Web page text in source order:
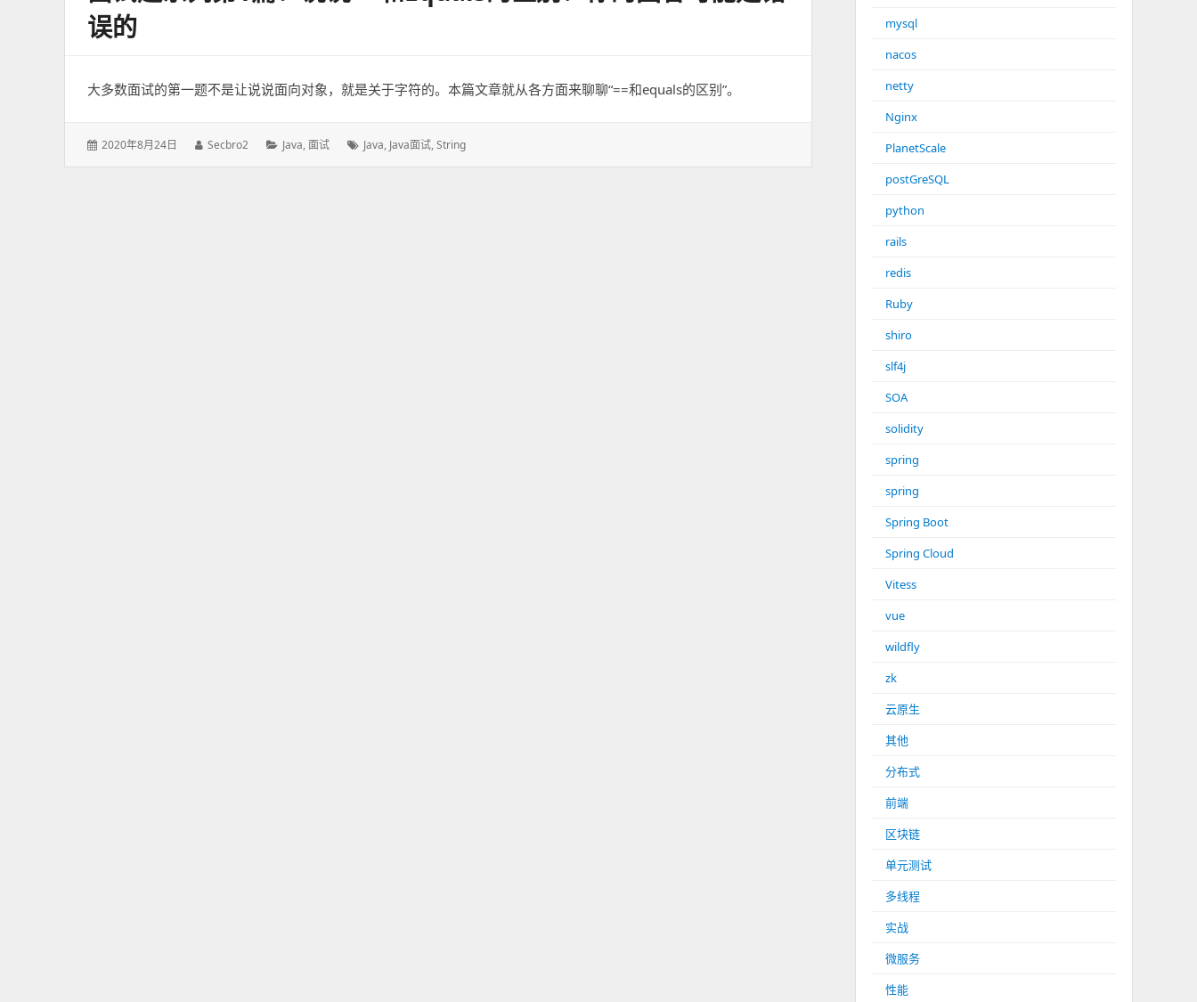
误的
大多数面试的第一题不是让说说面向对象，就是关于字符的。本篇文章就从各方面来聊聊“==和equals的区别”。
发
2020年8月24日
作
Secbro2
分
Java,面试
标
Java, Java面试,String
mysql
nacos
netty
Nginx
PlanetScale
postGreSQL
python
rails
redis
Ruby
shiro
slf4j
SOA
solidity
spring
spring
Spring Boot
Spring Cloud
Vitess
vue
wildfly
zk
云原生
其他
分布式
前端
区块链
单元测试
多线程
实战
微服务
性能